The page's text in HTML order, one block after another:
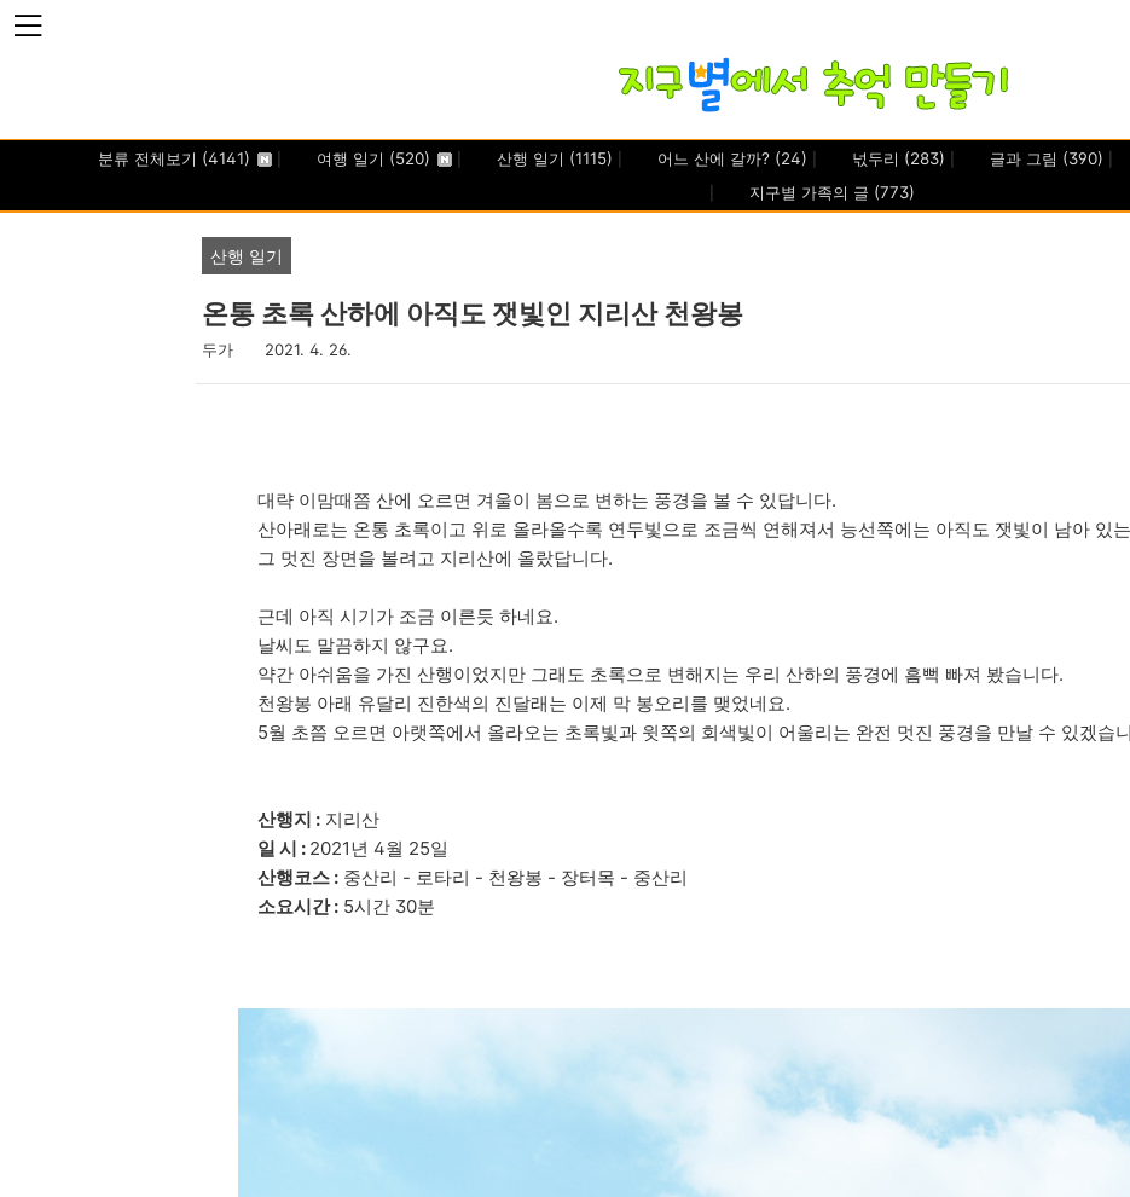
본문 바로가기
분류 전체보기 (4141) 여행 일기 (520) 산행 일기 (1115) 어느 산에 갈까? (24) 넋두리 (283) 글과 그림 (390)
지구별 가족의 글 (773)
산행 일기
온통 초록 산하에 아직도 잿빛인 지리산 천왕봉
두가 2021. 4. 26.
대략 이맘때쯤 산에 오르면 겨울이 봄으로 변하는 풍경을 볼 수 있답니다.
산아래로는 온통 초록이고 위로 올라올수록 연두빛으로 조금씩 연해져서 능선쪽에는 아직도 잿빛이 남아 있
그 멋진 장면을 볼려고 지리산에 올랐답니다.
근데 아직 시기가 조금 이른듯 하네요.
날씨도 말끔하지 않구요.
약간 아쉬움을 가진 산행이었지만 그래도 초록으로 변해지는 우리 산하의 풍경에 흠뻑 빠져 봤습니다.
천왕봉 아래 유달리 진한색의 진달래는 이제 막 봉오리를 맺었네요.
5월 초쯤 오르면 아랫쪽에서 올라오는 초록빛과 윗쪽의 회색빛이 어울리는 완전 멋진 풍경을 만날 수 있겠습
산행지 : 지리산
일 시 : 2021년 4월 25일
산행코스 : 중산리 - 로타리 - 천왕봉 - 장터목 - 중산리
소요시간 : 5시간 30분